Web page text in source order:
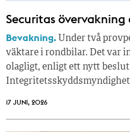
Securitas
Bevakning. Under två
väktare i rondbilar. Det var
olagligt, enligt ett nytt
17 JUNI, 2026